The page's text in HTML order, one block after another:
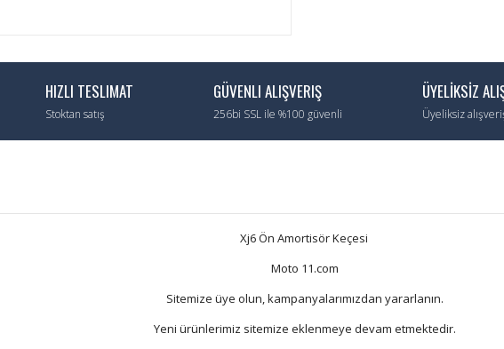
HIZLI TESLIMAT
Stoktan satış
GÜVENLI ALIŞVERIŞ
256bi SSL ile %100 güvenli
ÜYELİKSİZ
Üyeliksiz
Xj6 Ön Amortisör Keçesi
Moto 11.com
Sitemize üye olun, kampanyalarımızdan yararlanın.
Yeni ürünlerimiz sitemize eklenmeye devam etmektedir.